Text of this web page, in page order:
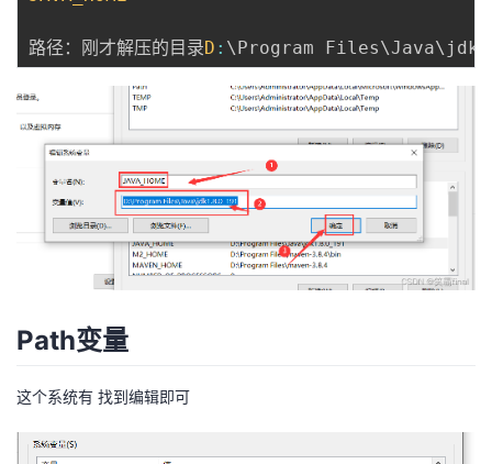
路径：刚才解压的目录D : \Program Files\Java\jdk1
Path变量
这个系统有 找到编辑即可